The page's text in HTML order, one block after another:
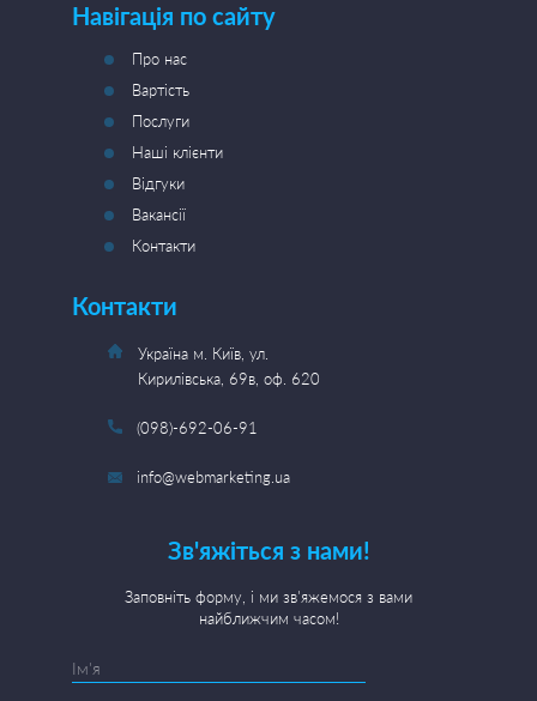
Навігація по сайту
Про нас
Вартість
Послуги
Наші клієнти
Відгуки
Вакансії
Контакти
Контакти
Україна м. Київ, ул.
Кирилівська, 69в, оф. 620
(098)-692-06-91
info@webmarketing.ua
Зв'яжіться з нами!
Заповніть форму, і ми зв'яжемося з вами
найближчим часом!